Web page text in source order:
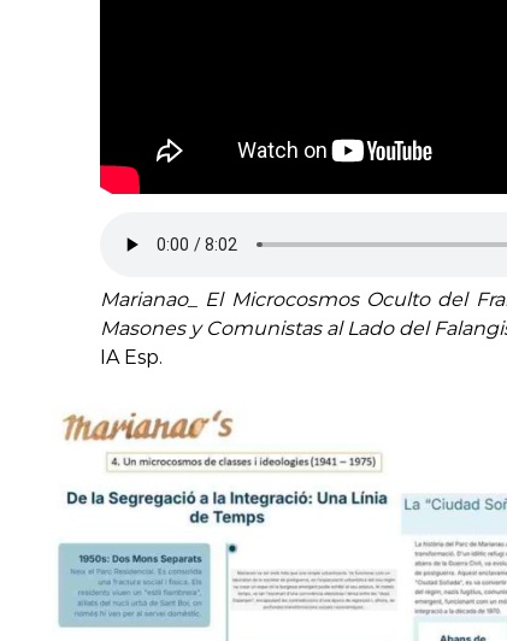
Marianao_ El Microcosmos Oculto del
Masones y Comunistas al Lado del
IA Esp.